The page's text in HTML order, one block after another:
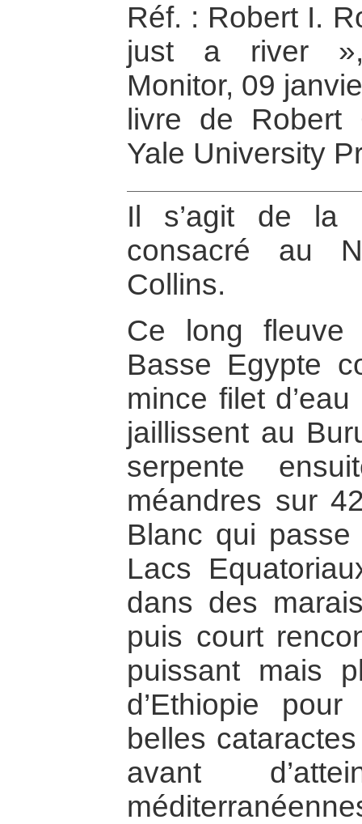
Réf. : Robert I.
just a river »,
Monitor, 09
livre de
Yale University
Il s’agit de la
consacré au
Collins.
Ce long
Basse Egypte
mince filet
jaillissent au
serpente
méandres sur
Blanc qui
Lacs
dans des
puis court
puissant mais
d’Ethiopie
belles
avant